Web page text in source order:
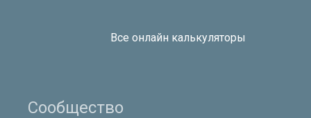
Все онлайн калькуляторы
Сообщество